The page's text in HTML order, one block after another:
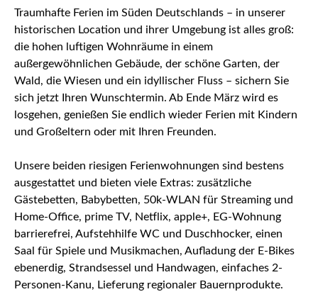
Traumhafte Ferien im Süden Deutschlands – in unserer
historischen Location und ihrer Umgebung ist alles groß:
die hohen luftigen Wohnräume in einem
außergewöhnlichen Gebäude, der schöne Garten, der
Wald, die Wiesen und ein idyllischer Fluss – sichern Sie
sich jetzt Ihren Wunschtermin. Ab Ende März wird es
losgehen, genießen Sie endlich wieder Ferien mit Kindern
und Großeltern oder mit Ihren Freunden.
Unsere beiden riesigen Ferienwohnungen sind bestens
ausgestattet und bieten viele Extras: zusätzliche
Gästebetten, Babybetten, 50k-WLAN für Streaming und
Home-Office, prime TV, Netflix, apple+, EG-Wohnung
barrierefrei, Aufstehhilfe WC und Duschhocker, einen
Saal für Spiele und Musikmachen, Aufladung der E-Bikes
ebenerdig, Strandsessel und Handwagen, einfaches 2-
Personen-Kanu, Lieferung regionaler Bauernprodukte.